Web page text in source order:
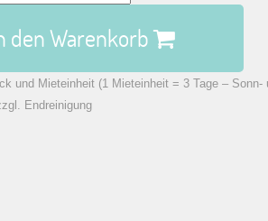
den Warenkorb
und Mieteinheit (1 Mieteinheit = 3 Tage – Sonn-
Endreinigung